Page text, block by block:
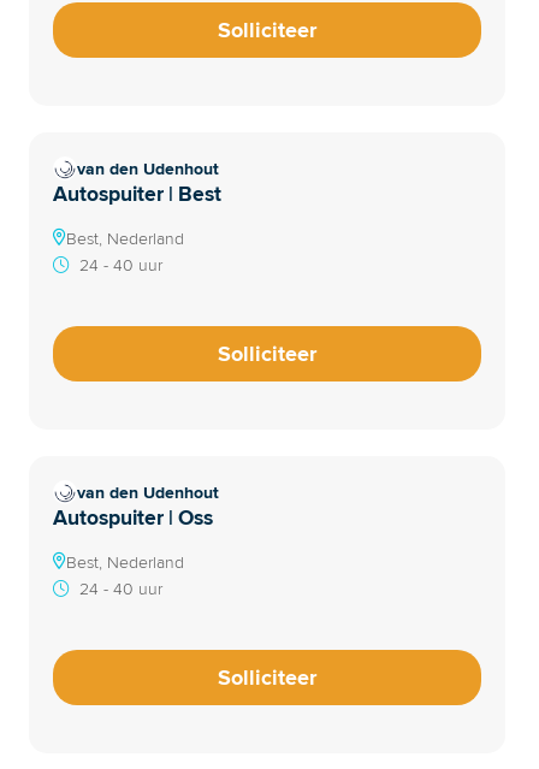
Solliciteer
van den Udenhout
Autospuiter | Best
Best, Nederland
24 - 40 uur
Solliciteer
van den Udenhout
Autospuiter | Oss
Best, Nederland
24 - 40 uur
Solliciteer